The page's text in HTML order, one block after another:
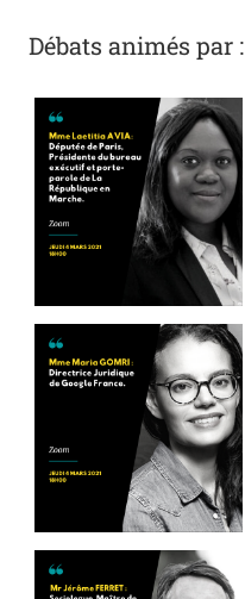
Débats animés par :
Photo
Photo